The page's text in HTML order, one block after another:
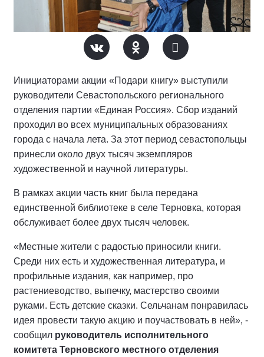
Инициаторами акции «Подари книгу» выступили
руководители Севастопольского регионального
отделения партии «Единая Россия». Сбор изданий
проходил во всех муниципальных образованиях
города с начала лета. За этот период севастопольцы
принесли около двух тысяч экземпляров
художественной и научной литературы.
В рамках акции часть книг была передана
единственной библиотеке в селе Терновка, которая
обслуживает более двух тысяч человек.
«Местные жители с радостью приносили книги.
Среди них есть и художественная литература, и
профильные издания, как например, про
растениеводство, выпечку, мастерство своими
руками. Есть детские сказки. Сельчанам понравилась
идея провести такую акцию и поучаствовать в ней», -
сообщил руководитель исполнительного
комитета Терновского местного отделения